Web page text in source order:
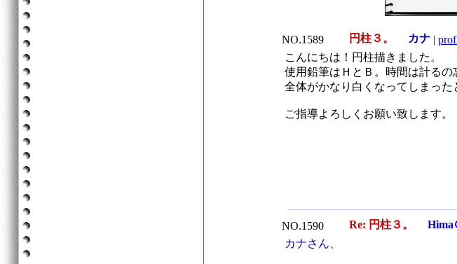
NO.1589 円柱３。 カナ |
こんにちは！円柱描きました。
使用鉛筆はＨとＢ。時間は計るの
全体がかなり白くなってしまった
ご指導よろしくお願い致します。
NO.1590 Re: 円柱３。 Hima
カナさん、